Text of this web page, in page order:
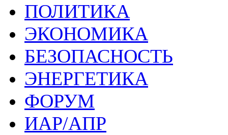
ПОЛИТИКА
ЭКОНОМИКА
БЕЗОПАСНОСТЬ
ЭНЕРГЕТИКА
ФОРУМ
ИАР/АПР